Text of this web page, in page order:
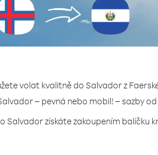
volat kvalitně do Salvador z
– pevná nebo mobil! – sazby
Salvador získáte zakoupením balíčku